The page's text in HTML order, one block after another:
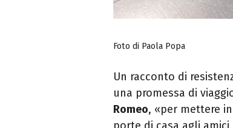
Foto di Paola Popa
Un racconto di
una promessa di
Romeo, «per mettere